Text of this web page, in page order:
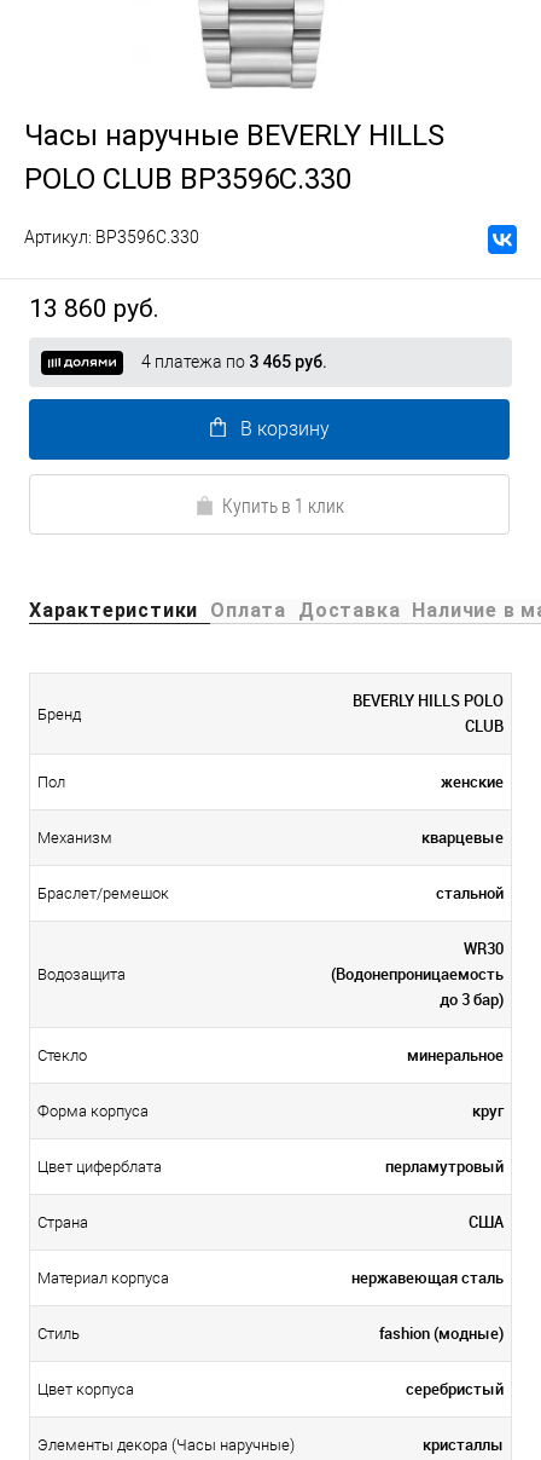
Часы наручные BEVERLY HILLS
POLO CLUB BP3596C.330
Артикул: BP3596C.330
13 860 руб.
4 платежа по 3 465 руб.
В корзину
Купить в 1 клик
Характеристики Оплата Доставка Наличие в
Бренд
BEVERLY HILLS POLO
CLUB
Пол женские
Механизм кварцевые
Браслет/ремешок стальной
Водозащита
WR30
(Водонепроницаемость
до 3 бар)
Стекло минеральное
Форма корпуса круг
Цвет циферблата перламутровый
Страна США
Материал корпуса нержавеющая сталь
Стиль fashion (модные)
Цвет корпуса серебристый
Элементы декора (Часы наручные) кристаллы